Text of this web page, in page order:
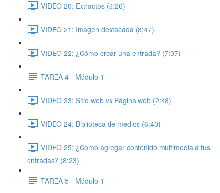
VIDEO 20: Extractos (6:26)
VIDEO 21: Imagen destacada (8:47)
VIDEO 22: ¿Cómo crear una entrada? (7:07)
TAREA 4 - Módulo 1
VIDEO 23: Sitio web vs Página web (2:48)
VIDEO 24: Biblioteca de medios (6:40)
VIDEO 25: ¿Como agregar contenido multimedia a tus
entradas? (8:23)
TAREA 5 - Módulo 1